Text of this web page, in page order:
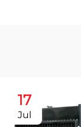
17
Jul